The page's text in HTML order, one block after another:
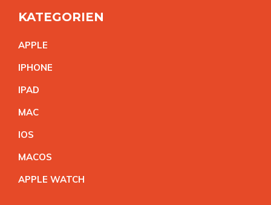
KATEGORIEN
APPLE
IPHONE
IPAD
MAC
IOS
MACOS
APPLE WATCH